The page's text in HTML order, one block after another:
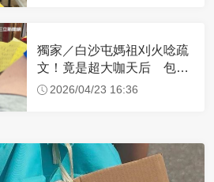
獨家／白沙屯媽祖刈火唸疏
文！竟是超大咖天后 包尿
布忍尿5小時不喊累
2026/04/23 16:36